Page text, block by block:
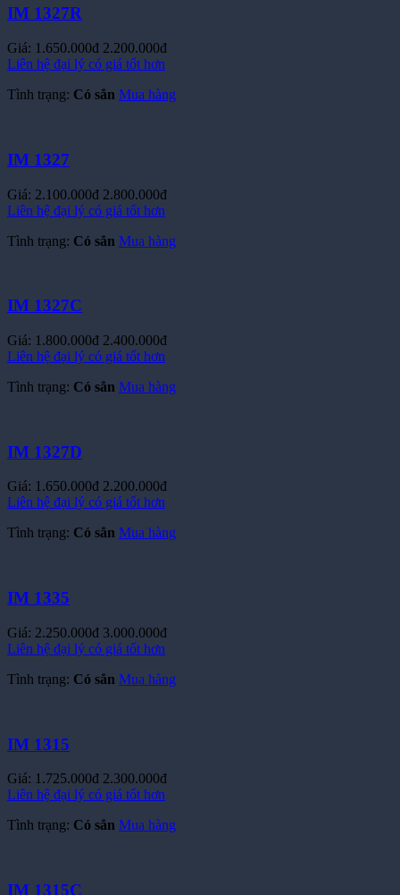
IM 1327R
Giá: 1.650.000đ 2.200.000đ
Liên hệ đại lý có giá tốt hơn
Tình trạng: Có sẳn Mua hàng
IM 1327
Giá: 2.100.000đ 2.800.000đ
Liên hệ đại lý có giá tốt hơn
Tình trạng: Có sẳn Mua hàng
IM 1327C
Giá: 1.800.000đ 2.400.000đ
Liên hệ đại lý có giá tốt hơn
Tình trạng: Có sẳn Mua hàng
IM 1327D
Giá: 1.650.000đ 2.200.000đ
Liên hệ đại lý có giá tốt hơn
Tình trạng: Có sẳn Mua hàng
IM 1335
Giá: 2.250.000đ 3.000.000đ
Liên hệ đại lý có giá tốt hơn
Tình trạng: Có sẳn Mua hàng
IM 1315
Giá: 1.725.000đ 2.300.000đ
Liên hệ đại lý có giá tốt hơn
Tình trạng: Có sẳn Mua hàng
IM 1315C